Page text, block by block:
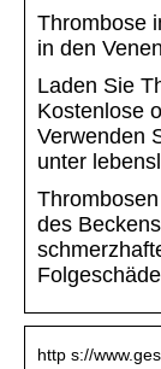
Thrombose
in den
Laden Sie
Kostenlose
Verwenden
unter
des
http s://